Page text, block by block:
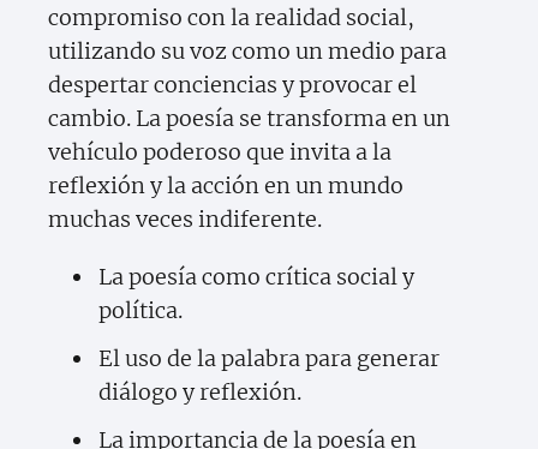
compromiso con la realidad social,
utilizando su voz como un medio para
despertar conciencias y provocar el
cambio. La poesía se transforma en un
vehículo poderoso que invita a la
reflexión y la acción en un mundo
muchas veces indiferente.
La poesía como crítica social y
política.
El uso de la palabra para generar
diálogo y reflexión.
La importancia de la poesía en